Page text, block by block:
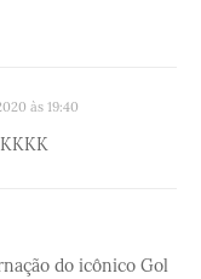
às 19:40
do icônico Gol